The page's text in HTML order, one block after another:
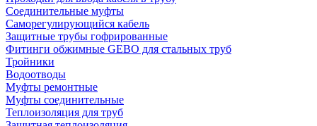
Соединительные муфты
Саморегулирующийся кабель
Защитные трубы гофрированные
Фитинги обжимные GEBO для стальных труб
Тройники
Водоотводы
Муфты ремонтные
Муфты соединительные
Теплоизоляция для труб